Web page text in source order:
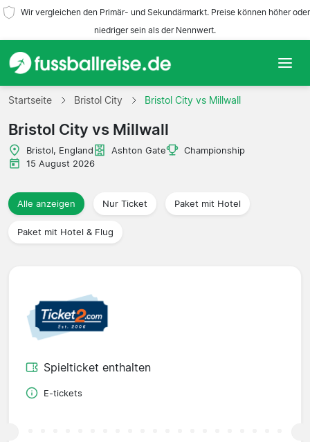
Wir vergleichen den Primär- und Sekundärmarkt. Preise können höher oder
niedriger sein als der Nennwert.
Startseite
Mannschaften
Ligen
Reisebüros
Startseite Bristol City Bristol City vs Millwall
Bristol City vs Millwall
Bristol, England Ashton Gate
Championship
15 August 2026
Alle anzeigen Nur Ticket Paket mit Hotel
Paket mit Hotel & Flug
Spielticket enthalten
E-tickets